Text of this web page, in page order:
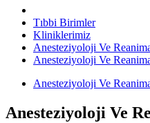
Tıbbi Birimler
Kliniklerimiz
Anesteziyoloji Ve
Anesteziyoloji Ve
Anesteziyoloji Ve
Anesteziyoloji Ve